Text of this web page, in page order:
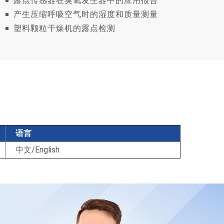
产生压缩呼吸空气时的湿度和质量测量
塑料颗粒干燥机的露点检测
语言
中文/English